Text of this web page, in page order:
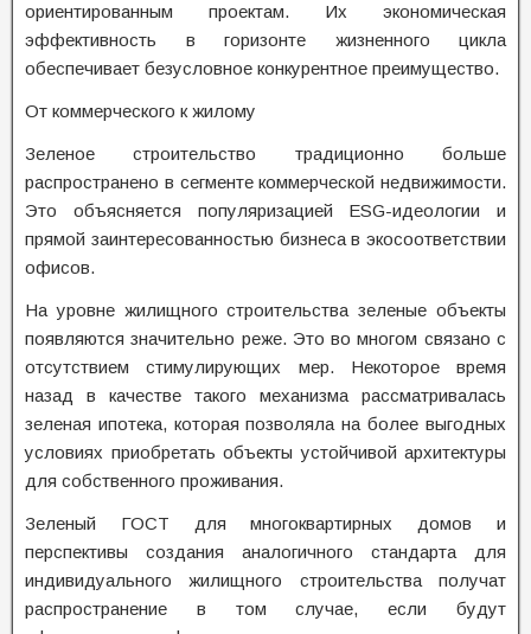
ориентированным проектам. Их экономическая
эффективность в горизонте жизненного цикла
обеспечивает безусловное конкурентное преимущество.
От коммерческого к жилому
Зеленое строительство традиционно больше
распространено в сегменте коммерческой недвижимости.
Это объясняется популяризацией ESG-идеологии и
прямой заинтересованностью бизнеса в экосоответствии
офисов.
На уровне жилищного строительства зеленые объекты
появляются значительно реже. Это во многом связано с
отсутствием стимулирующих мер. Некоторое время
назад в качестве такого механизма рассматривалась
зеленая ипотека, которая позволяла на более выгодных
условиях приобретать объекты устойчивой архитектуры
для собственного проживания.
Зеленый ГОСТ для многоквартирных домов и
перспективы создания аналогичного стандарта для
индивидуального жилищного строительства получат
распространение в том случае, если будут